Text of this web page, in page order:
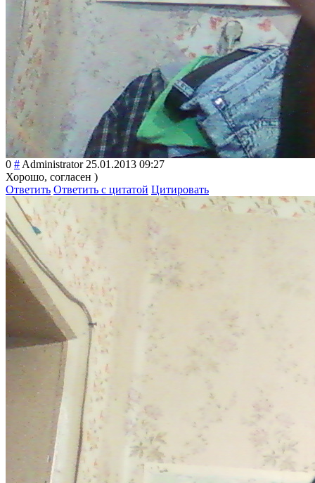
0 #Administrator 25.01.2013 09:27
Хорошо, согласен )
Ответить Ответить с цитатой Цитировать